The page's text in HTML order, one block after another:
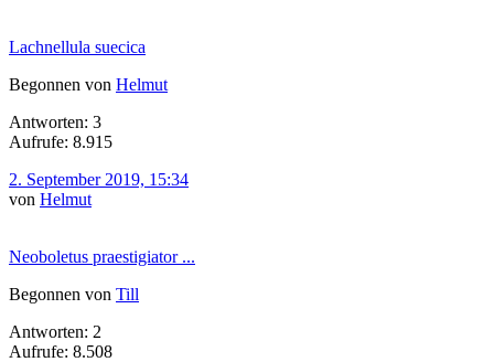
Lachnellula suecica
Begonnen von Helmut
Antworten: 3
Aufrufe: 8.915
2. September 2019, 15:34
von Helmut
Neoboletus praestigiator ...
Begonnen von Till
Antworten: 2
Aufrufe: 8.508